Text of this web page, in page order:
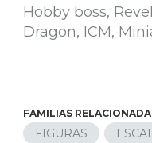
Hobby boss,
Dragon, ICM,
FAMILIAS
FIGURAS